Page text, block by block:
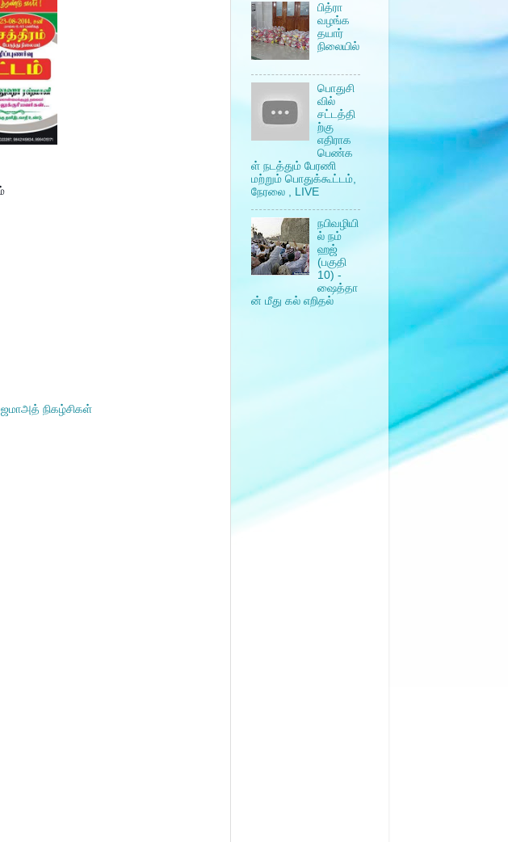
ஜமாஅத் நிகழ்சிகள்
பித்ரா
வழங்க
தயார்
நிலையில்
பொதுசி
வில்
சட்டத்தி
ற்கு
எதிராக
பெண்க
ள் நடத்தும் பேரணி
மற்றும் பொதுக்கூட்டம்,
நேரலை , LIVE
நபிவழியி
ல் நம்
ஹஜ்
(பகுதி
10) -
ஷைத்தா
ன் மீது கல் எறிதல்